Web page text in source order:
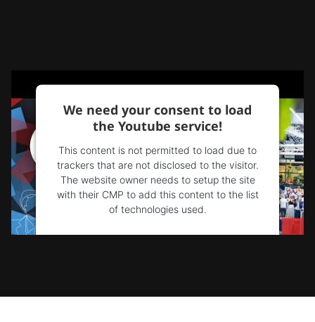
We need your consent to load
the Youtube service!
This content is not permitted to load due to
trackers that are not disclosed to the visitor.
The website owner needs to setup the site
with their CMP to add this content to the list
of technologies used.
Powered byUsercentrics Consent